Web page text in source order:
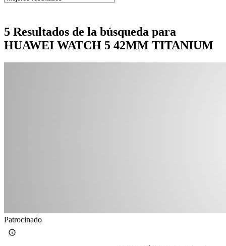
5 Resultados de la búsqueda para
HUAWEI WATCH 5 42MM TITANIUM
Patrocinado